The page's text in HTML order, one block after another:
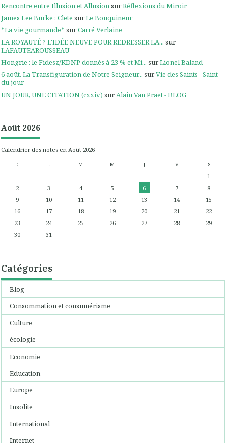
Rencontre entre Illusion et AllusionsurRéflexions du Miroir
James Lee Burke : Clete surLe Bouquineur
*La vie gourmande* surCarré Verlaine
LA ROYAUTÉ ? L'IDÉE NEUVE POUR REDRESSER LA... sur
LAFAUTEAROUSSEAU
Hongrie : le Fidesz/KDNP donnés à 23 % et Mi... surLionel Baland
6 août. La Transfiguration de Notre Seigneur... surVie des Saints - Saint
du jour
UN JOUR, UNE CITATION (cxxiv) surAlain Van Praet - BLOG
Août 2026
Calendrier des notes en Août 2026
D L M M J V S
1
2
3 4 5 6 7
8
9
10 11 12 13 14
15
16
17 18 19 20 21
22
23
24 25 26 27 28
29
30
31
Catégories
Blog
Consommation et consumérisme
Culture
écologie
Economie
Education
Europe
Insolite
International
Internet